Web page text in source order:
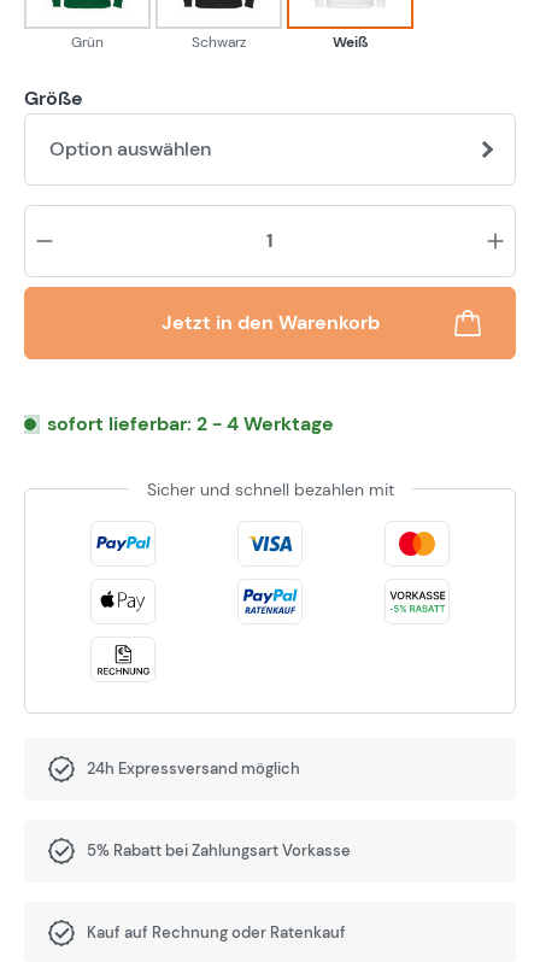
Grün Schwarz Weiß
Größe
Option auswählen
Jetzt in den Warenkorb
sofort lieferbar: 2 - 4 Werktage
Sicher und schnell bezahlen mit
24h Expressversand möglich
5% Rabatt bei Zahlungsart Vorkasse
Kauf auf Rechnung oder Ratenkauf